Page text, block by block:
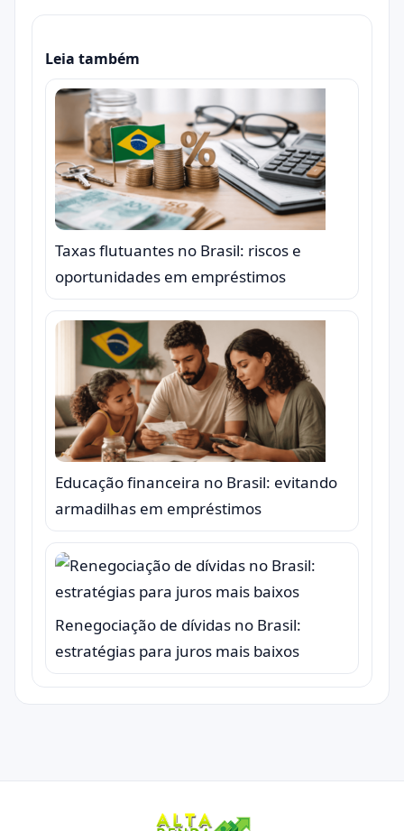
Leia também
Taxas flutuantes no Brasil: riscos e
oportunidades em empréstimos
Educação financeira no Brasil: evitando
armadilhas em empréstimos
Renegociação de dívidas no Brasil:
estratégias para juros mais baixos